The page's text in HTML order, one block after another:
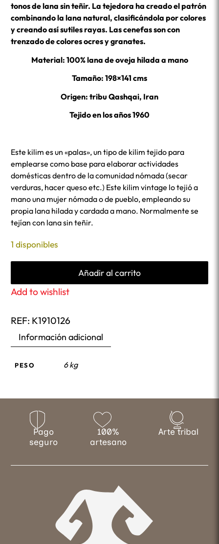
tonos de lana sin teñir. La tejedora ha creado el patrón
combinando la lana natural, clasificándola por colores
y creando así sutiles rayas. Las cenefas son con
trenzado de colores ocres y granates.
Material: 100% lana de oveja hilada a mano
Tamaño: 198×141 cms
Origen: tribu Qashqai, Iran
Tejido en los años 1960
Este kilim es un «palas», un tipo de kilim tejido para
emplearse como base para elaborar actividades
domésticas dentro de la comunidad nómada (secar
verduras, hacer queso etc.) Este kilim vintage lo tejió a
mano una mujer nómada o de pueblo, empleando su
propia lana hilada y cardada a mano. Normalmente se
tejían con lana sin teñir.
1 disponibles
Añadir al carrito
Add to wishlist
REF: K1910126
Información adicional
PESO 6 kg
Pago
seguro
100%
artesano
Arte tribal